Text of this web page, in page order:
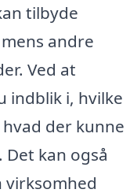
tilbyde
andre
Ved at
indblik i, hvilke
der kunne
kan også
virksomhed